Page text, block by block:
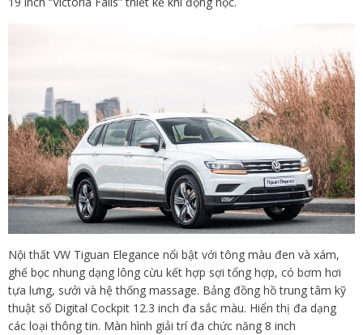
Nội thất VW Tiguan Elegance nổi bật với tông màu đen và xám,
ghế bọc nhung dạng lông cừu kết hợp sợi tổng hợp, có bơm hơi
tựa lưng, sưởi và hệ thống massage. Bảng đồng hồ trung tâm kỹ
thuật số Digital Cockpit 12.3 inch đa sắc màu. Hiển thị đa dạng
các loại thông tin. Màn hình giải trí đa chức năng 8 inch